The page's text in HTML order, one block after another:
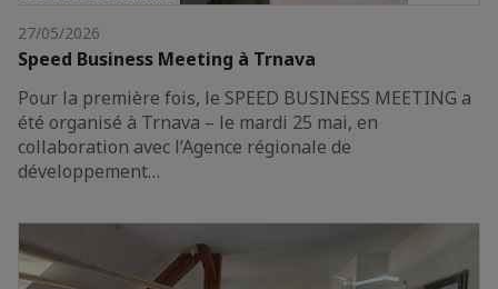
27/05/2026
Speed Business Meeting à Trnava
Pour la première fois, le SPEED BUSINESS MEETING a
été organisé à Trnava – le mardi 25 mai, en
collaboration avec l’Agence régionale de
développement…